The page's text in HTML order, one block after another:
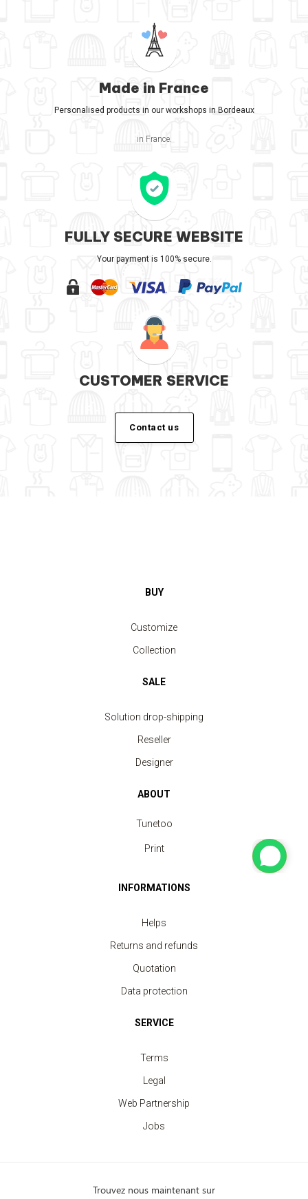
Made in France
Personalised products in our workshops in Bordeaux
in France.
FULLY SECURE WEBSITE
Your payment is 100% secure.
CUSTOMER SERVICE
Contact us
BUY
Customize
Collection
SALE
Solution drop-shipping
Reseller
Designer
ABOUT
Tunetoo
Print
INFORMATIONS
Helps
Returns and refunds
Quotation
Data protection
SERVICE
Terms
Legal
Web Partnership
Jobs
Trouvez nous maintenant sur